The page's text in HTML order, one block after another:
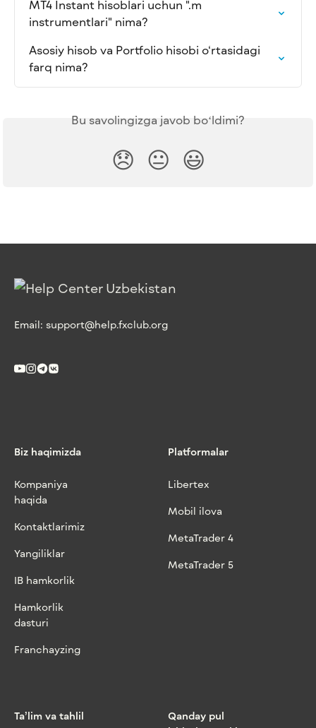
MT4 Instant hisoblari uchun ".m
instrumentlari" nima?
Asosiy hisob va Portfolio hisobi o‘rtasidagi
farq nima?
Bu savolingizga javob boʻldimi?
😞 😐 😃
Email: support@help.fxclub.org
Biz haqimizda
Kompaniya
haqida
Kontaktlarimiz
Yangiliklar
IB hamkorlik
Hamkorlik
dasturi
Franchayzing
Platformalar
Libertex
Mobil ilova
MetaTrader 4
MetaTrader 5
Ta’lim va tahlil
Qanday pul